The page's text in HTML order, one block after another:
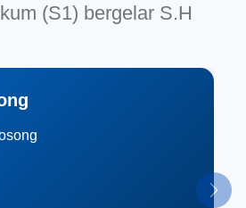
(S1) bergelar S.H
Next